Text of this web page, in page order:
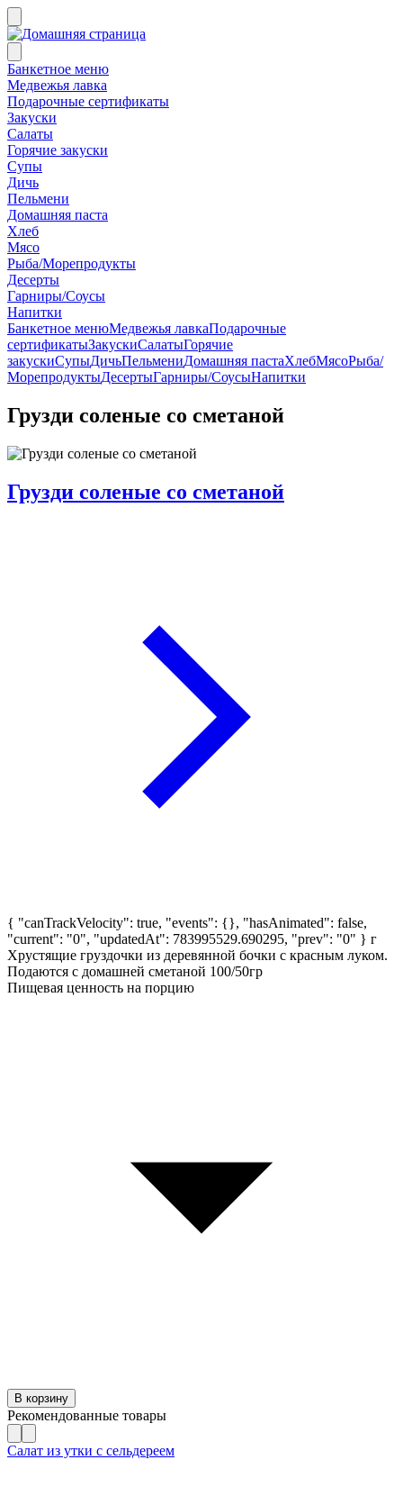
Банкетное меню
Медвежья лавка
Подарочные сертификаты
Закуски
Салаты
Горячие закуски
Супы
Дичь
Пельмени
Домашняя паста
Хлеб
Мясо
Рыба/Морепродукты
Десерты
Гарниры/Соусы
Напитки
Банкетное менюМедвежья лавкаПодарочные
сертификатыЗакускиСалатыГорячие
закускиСупыДичьПельмениДомашняя пастаХлебМясоРыба/
МорепродуктыДесертыГарниры/СоусыНапитки
Грузди соленые со сметаной
Грузди соленые со сметаной
{ "canTrackVelocity": true, "events": {}, "hasAnimated": false,
"current": "0", "updatedAt": 783995529.690295, "prev": "0" } г
Хрустящие груздочки из деревянной бочки с красным луком.
Подаются с домашней сметаной 100/50гр
Пищевая ценность на порцию
В корзину
Рекомендованные товары
Салат из утки с сельдереем